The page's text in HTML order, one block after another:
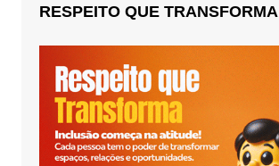
RESPEITO QUE TRANSFORMA